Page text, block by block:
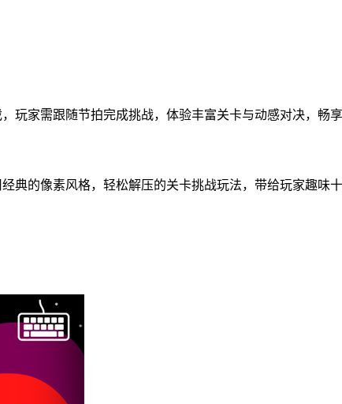
玩家需跟随节拍完成挑战，体验丰富关卡与动感对决，畅
典的像素风格，轻松解压的关卡挑战玩法，带给玩家趣味